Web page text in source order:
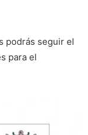
podrás seguir el
para el